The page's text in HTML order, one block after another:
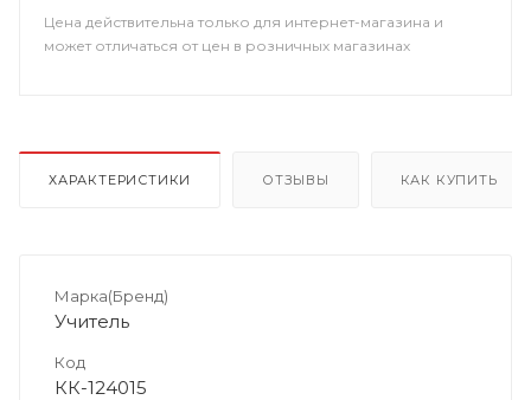
Цена действительна только для интернет-магазина и
может отличаться от цен в розничных магазинах
ХАРАКТЕРИСТИКИ ОТЗЫВЫ КАК КУПИТЬ
Марка(Бренд)
Учитель
Код
КК-124015